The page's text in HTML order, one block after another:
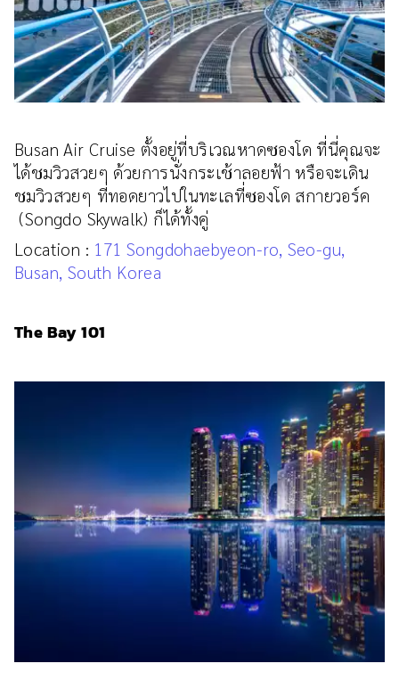
Busan Air Cruise ตั้งอยู่ที่บริเวณหาดซองโด ที่นี่คุณจะ
ได้ชมวิวสวยๆ ด้วยการนั่งกระเช้าลอยฟ้า หรือจะเดิน
ชมวิวสวยๆ ที่ทอดยาวไปในทะเลที่ซองโด สกายวอร์ค
(Songdo Skywalk) ก็ได้ทั้งคู่
Location : 171 Songdohaebyeon-ro, Seo-gu,
Busan, South Korea
The Bay 101